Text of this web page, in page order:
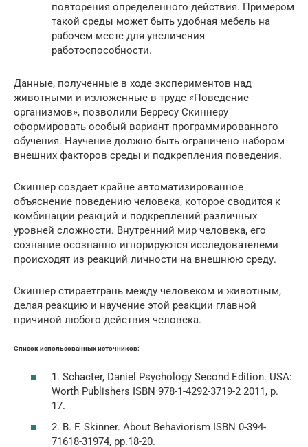
повторения определенного действия. Примером
такой среды может быть удобная мебель на
рабочем месте для увеличения
работоспособности.
Данные, полученные в ходе экспериментов над
животными и изложенные в труде «Поведение
организмов», позволили Берресу Скиннеру
сформировать особый вариант программированного
обучения. Научение должно быть ограничено набором
внешних факторов среды и подкрепления поведения.
Скиннер создает крайне автоматизированное
объяснение поведению человека, которое сводится к
комбинации реакций и подкреплений различных
уровней сложности. Внутренний мир человека, его
сознание осознанно игнорируются исследователеми
происходят из реакций личности на внешнюю среду.
Скиннер стираетгрань между человеком и животным,
делая реакцию и научение этой реакции главной
причиной любого действия человека.
Список использованных источников:
1. Schacter, Daniel Psychology Second Edition. USA:
Worth Publishers ISBN 978-1-4292-3719-2 2011, p.
17.
2. B. F. Skinner. About Behaviorism ISBN 0-394-
71618-31974, pp.18-20.